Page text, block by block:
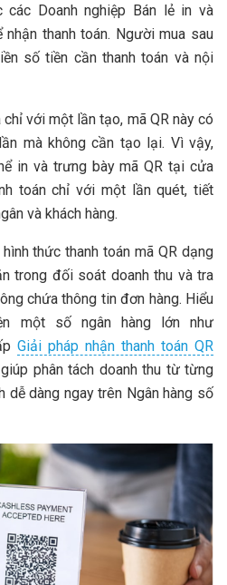
Doanh nghiệp Bán lẻ in và
thanh toán. Người mua sau
số tiền cần thanh toán và nội
với một lần tạo, mã QR này có
mà không cần tạo lại. Vì vậy,
in và trưng bày mã QR tại cửa
toán chỉ với một lần quét, tiết
và khách hàng.
thức thanh toán mã QR dạng
trong đối soát doanh thu và tra
chứa thông tin đơn hàng. Hiểu
một số ngân hàng lớn như
Giải pháp nhận thanh toán QR
phân tách doanh thu từ từng
dễ dàng ngay trên Ngân hàng số